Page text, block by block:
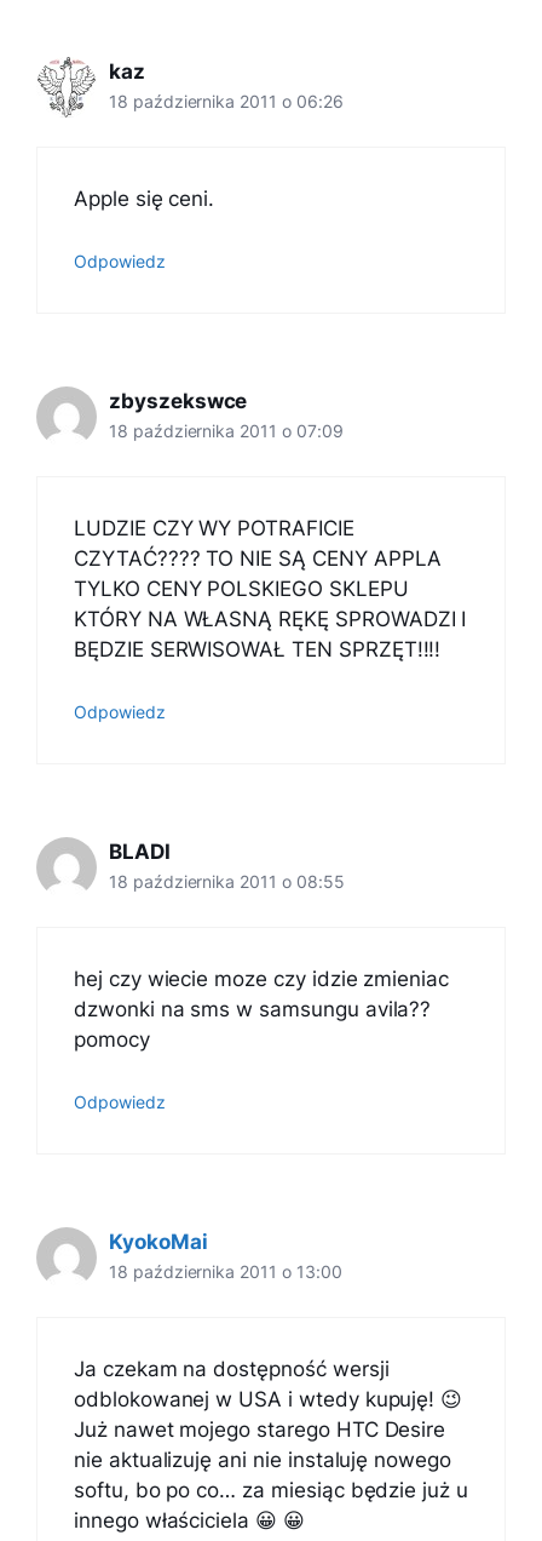
kaz
18 października 2011 o 06:26
Apple się ceni.
Odpowiedz
zbyszekswce
18 października 2011 o 07:09
LUDZIE CZY WY POTRAFICIE
CZYTAĆ???? TO NIE SĄ CENY APPLA
TYLKO CENY POLSKIEGO SKLEPU
KTÓRY NA WŁASNĄ RĘKĘ SPROWADZI I
BĘDZIE SERWISOWAŁ TEN SPRZĘT!!!!
Odpowiedz
BLADI
18 października 2011 o 08:55
hej czy wiecie moze czy idzie zmieniac
dzwonki na sms w samsungu avila??
pomocy
Odpowiedz
KyokoMai
18 października 2011 o 13:00
Ja czekam na dostępność wersji
odblokowanej w USA i wtedy kupuję! 😉
Już nawet mojego starego HTC Desire
nie aktualizuję ani nie instaluję nowego
softu, bo po co… za miesiąc będzie już u
innego właściciela 😀 😀